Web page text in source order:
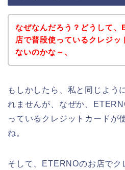
なぜなんだろう？どうして、
店で普段使っているクレジッ
ないのかな～、
もしかしたら、私と同じよう
れませんが、なぜか、
っているクレジットカードが
ね。
そして、ETERNOのお店でク